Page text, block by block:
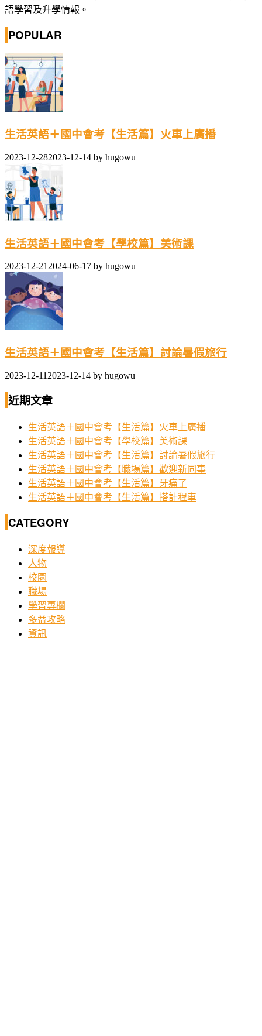
語學習及升學情報。
POPULAR
生活英語＋國中會考【生活篇】火車上廣播
2023-12-282023-12-14 by hugowu
生活英語＋國中會考【學校篇】美術課
2023-12-21 2024-06-17 by hugowu
生活英語＋國中會考【生活篇】討論暑假旅行
2023-12-11 2023-12-14 by hugowu
近期文章
生活英語＋國中會考【生活篇】火車上廣播
生活英語＋國中會考【學校篇】美術課
生活英語＋國中會考【生活篇】討論暑假旅行
生活英語＋國中會考【職場篇】歡迎新同事
生活英語＋國中會考【生活篇】牙痛了
生活英語＋國中會考【生活篇】搭計程車
CATEGORY
深度報導
人物
校園
職場
學習專欄
多益攻略
資訊